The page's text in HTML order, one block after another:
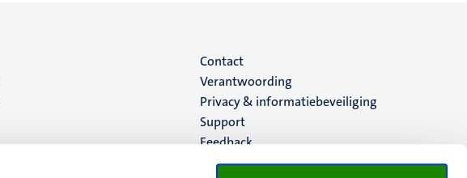
Menu
footer
(NL)
Contact
Verantwoording
Privacy & informatiebeveiliging
Support
Feedback